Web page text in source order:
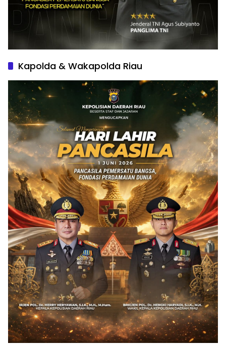
Kapolda & Wakapolda Riau